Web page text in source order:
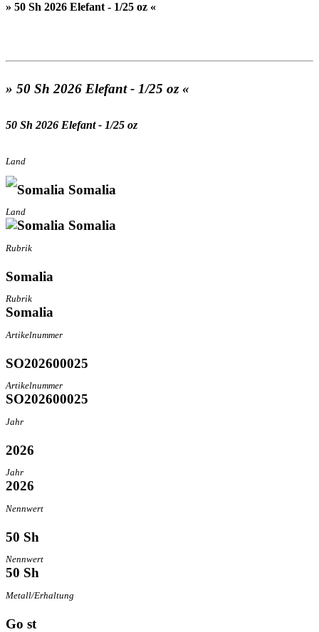
» 50 Sh 2026 Elefant - 1/25 oz «
» 50 Sh 2026 Elefant - 1/25 oz «
50 Sh 2026 Elefant - 1/25 oz
Land
Somalia
Land
Somalia
Rubrik
Somalia
Rubrik
Somalia
Artikelnummer
SO202600025
Artikelnummer
SO202600025
Jahr
2026
Jahr
2026
Nennwert
50 Sh
Nennwert
50 Sh
Metall/Erhaltung
Go st